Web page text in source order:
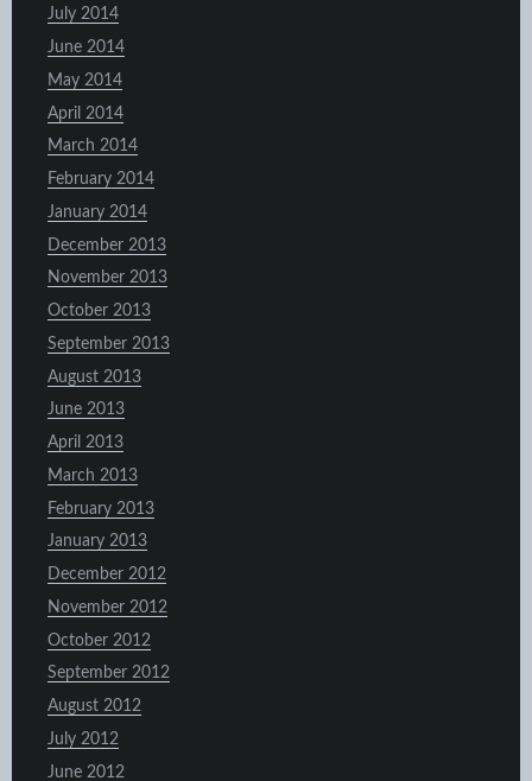
July 2014
June 2014
May 2014
April 2014
March 2014
February 2014
January 2014
December 2013
November 2013
October 2013
September 2013
August 2013
June 2013
April 2013
March 2013
February 2013
January 2013
December 2012
November 2012
October 2012
September 2012
August 2012
July 2012
June 2012